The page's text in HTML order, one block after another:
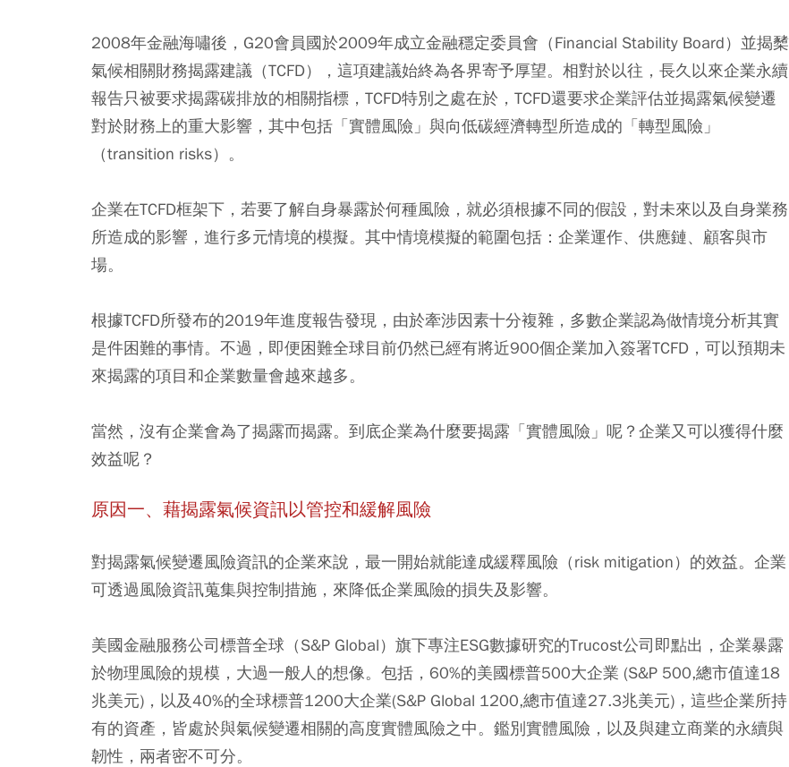
2008年金融海嘯後，G20會員國於2009年成立金融穩定委員會（Financial Stability Board）並揭櫫
氣候相關財務揭露建議（TCFD）
， 這項建議始終為各界寄予厚望。相對於以往，長久以來企業永續
報告只被要求揭露碳排放的相關指標， TCFD特別之處在於，TCFD還要求企業評估並揭露氣候變遷
對於財務上的重大影響 ，其中包括「實體風險」與向低碳經濟轉型所造成的「轉型風險」
（transition risks）。
企業在TCFD框架下，若要了解自身暴露於何種風險，就必須根據不同的假設，對未來以及自身業務
所造成的影響，進行多元情境的模擬。其中情境模擬的範圍包括：企業運作、供應鏈、顧客與市
場。
根據TCFD所發布的2019年進度報告發現，由於牽涉因素十分複雜，多數企業認為做情境分析其實
是件困難的事情。不過，即便困難全球目前仍然已經有將近900個企業加入簽署TCFD，可以預期未
來揭露的項目和企業數量會越來越多。
當然，沒有企業會為了揭露而揭露。到底企業為什麼要揭露「實體風險」呢？企業又可以獲得什麼
效益呢？
原因一、藉揭露氣候資訊以管控和緩解風險
對揭露氣候變遷風險資訊的企業來說，最一開始就能達成緩釋風險（risk mitigation）的效益。企業
可透過風險資訊蒐集與控制措施，來降低企業風險的損失及影響。
美國金融服務公司標普全球（S&P Global）旗下專注ESG數據研究的Trucost公司即點出，企業暴露
於物理風險的規模，大過一般人的想像。包括 ， 60%的美國標普500大企業 (S&P 500,總市值達18
兆美元) ，以及40%的全球標普1200大企業(S&P Global 1200,總市值達27.3兆美元) ，這些企業所持
有的資產，皆處於與氣候變遷相關的高度實體風險之中。鑑別實體風險，以及與建立商業的永續與
韌性，兩者密不可分。